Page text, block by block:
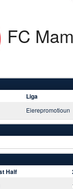
FC
Liga
Eierepromotioun
Half